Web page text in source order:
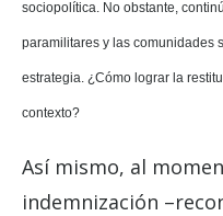
sociopolítica. No obstante,
paramilitares y las comunidades
estrategia. ¿Cómo lograr la
contexto?
Así mismo, al
indemnización